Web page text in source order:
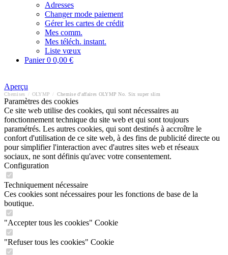
Adresses
Changer mode paiement
Gérer les cartes de crédit
Mes comm.
Mes téléch. instant.
Liste vœux
Panier0 0,00 €
Aperçu
Chemises OLYMP Chemise d'affaires OLYMP No. Six super slim
Paramètres des cookies
Ce site web utilise des cookies, qui sont nécessaires au
fonctionnement technique du site web et qui sont toujours
paramétrés. Les autres cookies, qui sont destinés à accroître le
confort d'utilisation de ce site web, à des fins de publicité directe ou
pour simplifier l'interaction avec d'autres sites web et réseaux
sociaux, ne sont définis qu'avec votre consentement.
Configuration
Techniquement nécessaire
Ces cookies sont nécessaires pour les fonctions de base de la
boutique.
"Accepter tous les cookies" Cookie
"Refuser tous les cookies" Cookie